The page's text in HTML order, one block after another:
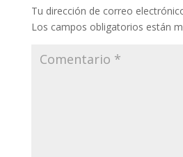
Tu dirección de correo
Los campos obligatorios están